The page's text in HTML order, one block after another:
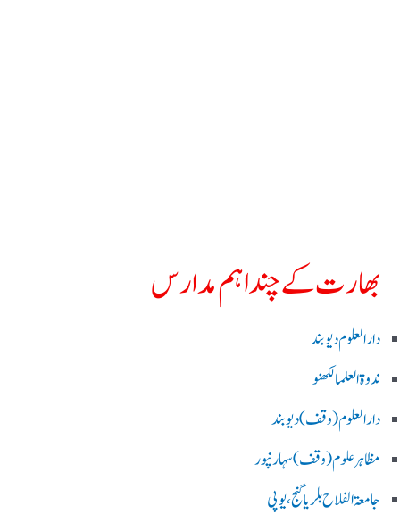
بھارت کے چند اہم مدارس
دارالعلوم دیوبند
ندوۃالعلما لکھنو
دارالعلوم (وقف)دیوبند
مظاہرعلوم (وقف)سہارنپور
جامعۃ الفلاح بلریاگنج،یوپی